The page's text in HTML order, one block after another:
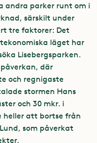
andra parker runt om i
särskilt under
tre faktorer: Det
läget har
Lisebergsparken.
där
och regnigaste
stormen Hans
och 30 mkr. i
heller att bortse från
som påverkat